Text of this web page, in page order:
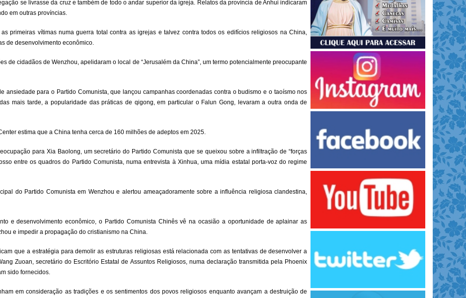
se livrasse da cruz e também de todo o andar superior da igreja. Relatos da província de Anhui indicaram
em outras províncias.
primeiras vítimas numa guerra total contra as igrejas e talvez contra todos os edifícios religiosos na China,
de desenvolvimento econômico.
de cidadãos de Wenzhou, apelidaram o local de “Jerusalém da China”, um termo potencialmente preocupante
ansiedade para o Partido Comunista, que lançou campanhas coordenadas contra o budismo e o taoísmo nos
mais tarde, a popularidade das práticas de qigong, em particular o Falun Gong, levaram a outra onda de
estima que a China tenha cerca de 160 milhões de adeptos em 2025.
para Xia Baolong, um secretário do Partido Comunista que se queixou sobre a infiltração de “forças
entre os quadros do Partido Comunista, numa entrevista à Xinhua, uma mídia estatal porta-voz do regime
do Partido Comunista em Wenzhou e alertou ameaçadoramente sobre a influência religiosa clandestina,
e desenvolvimento econômico, o Partido Comunista Chinês vê na ocasião a oportunidade de aplainar as
e impedir a propagação do cristianismo na China.
que a estratégia para demolir as estruturas religiosas está relacionada com as tentativas de desenvolver a
Zuoan, secretário do Escritório Estatal de Assuntos Religiosos, numa declaração transmitida pela Phoenix
sido fornecidos.
em consideração as tradições e os sentimentos dos povos religiosos enquanto avançam a destruição de